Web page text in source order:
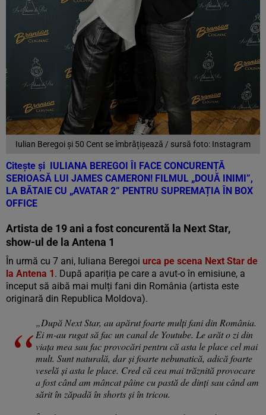
Iulian Beregoi și 50 Cent se îmbrățișează / sursă foto: Instagram
Citește și IULIANA BEREGOI ÎI FACE CONCURENȚĂ
SERIOASĂ LUI JAMES CAMERON! FILMUL „DOUĂ INIMI”,
LA BĂTAIE CU „AVATAR 2” PENTRU SUPREMAȚIA ÎN BOX
OFFICE
Artista de 19 ani a fost concurentă la Next Star,
show-ul de la Antena 1
În urmă cu 7 ani, Iuliana Beregoi urca pe scena Next Star de
la Antena 1. După apariția pe care a avut-o în emisiune, a
început să aibă mai mulți fani din România (artista este
originară din Republica Moldova).
„După Next Star, au apărut foarte mulți fani din România.
Ei m-au rugat să fac un canal de Youtube. Le arăt o zi din
viața mea sau fac provocări pentru că asta le place cel mai
mult. Sunt naturală, dar și foarte nebunatică, adică foarte
veselă și asta le place. Cred că cea mai trăznită provocare
a fost când am mâncat pâine cu pastă de dinți sau când am
sărit în zăpadă în shorts și în tricou.